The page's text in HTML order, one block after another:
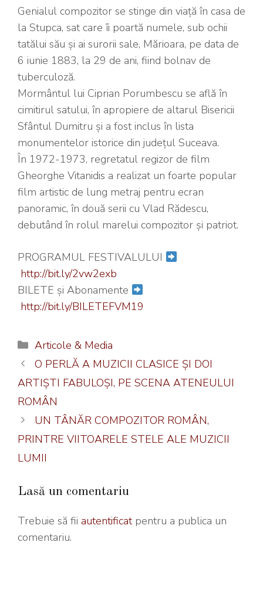
Genialul compozitor se stinge din viață în casa de
la Stupca, sat care îi poartă numele, sub ochii
tatălui său și ai surorii sale, Mărioara, pe data de
6 iunie 1883, la 29 de ani, fiind bolnav de
tuberculoză.
Mormântul lui Ciprian Porumbescu se află în
cimitirul satului, în apropiere de altarul Bisericii
Sfântul Dumitru și a fost inclus în lista
monumentelor istorice din județul Suceava.
În 1972-1973, regretatul regizor de film
Gheorghe Vitanidis a realizat un foarte popular
film artistic de lung metraj pentru ecran
panoramic, în două serii cu Vlad Rădescu,
debutând în rolul marelui compozitor și patriot.
PROGRAMUL FESTIVALULUI
http://bit.ly/2vw2exb
BILETE și Abonamente
http://bit.ly/BILETEFVM19
Categorii
Articole & Media
O PERLĂ A MUZICII CLASICE ȘI DOI
ARTIȘTI FABULOȘI, PE SCENA ATENEULUI
ROMÂN
UN TÂNĂR COMPOZITOR ROMÂN,
PRINTRE VIITOARELE STELE ALE MUZICII
LUMII
Lasă un comentariu
Trebuie să fii autentificatpentru a publica un
comentariu.